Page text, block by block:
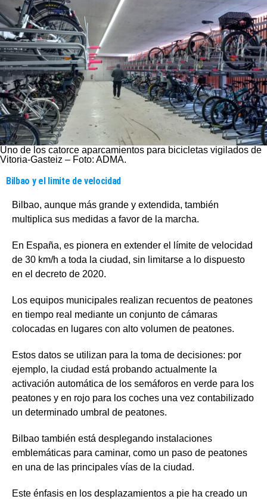
Uno de los catorce aparcamientos para bicicletas vigilados de
Vitoria-Gasteiz – Foto: ADMA.
Bilbao y el limite de velocidad
Bilbao, aunque más grande y extendida, también
multiplica sus medidas a favor de la marcha.
En España, es pionera en extender el límite de velocidad
de 30 km/h a toda la ciudad, sin limitarse a lo dispuesto
en el decreto de 2020.
Los equipos municipales realizan recuentos de peatones
en tiempo real mediante un conjunto de cámaras
colocadas en lugares con alto volumen de peatones.
Estos datos se utilizan para la toma de decisiones: por
ejemplo, la ciudad está probando actualmente la
activación automática de los semáforos en verde para los
peatones y en rojo para los coches una vez contabilizado
un determinado umbral de peatones.
Bilbao también está desplegando instalaciones
emblemáticas para caminar, como un paso de peatones
en una de las principales vías de la ciudad.
Este énfasis en los desplazamientos a pie ha creado un